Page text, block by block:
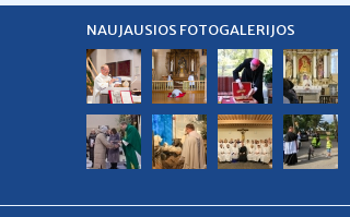
NAUJAUSIOS FOTOGALERIJOS